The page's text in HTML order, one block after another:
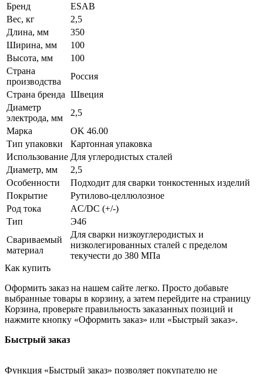
Бренд
ESAB
Вес, кг
2,5
Длина, мм
350
Ширина, мм
100
Высота, мм
100
Страна
производства
Россия
Страна бренда Швеция
Диаметр
электрода, мм
2,5
Марка
OK 46.00
Тип упаковки
Картонная упаковка
Использование Для углеродистых сталей
Диаметр, мм
2,5
Особенности
Подходит для сварки тонкостенных изделий
Покрытие
Рутилово-целлюлозное
Род тока
AC/DC (+/-)
Тип
Э46
Свариваемый
материал
Для сварки низкоуглеродистых и
низколегированных сталей с пределом
текучести до 380 МПа
Как купить
Оформить заказ на нашем сайте легко. Просто добавьте
выбранные товары в корзину, а затем перейдите на страницу
Корзина, проверьте правильность заказанных позиций и
нажмите кнопку «Оформить заказ» или «Быстрый заказ».
Быстрый заказ
Функция «Быстрый заказ» позволяет покупателю не